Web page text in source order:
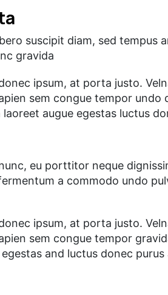
suscipit diam, sed tempus
gravida
ipsum, at porta justo.
sem congue tempor
augue egestas luctus
eu porttitor neque
a commodo undo
ipsum, at porta justo.
sem congue tempor
and luctus donec